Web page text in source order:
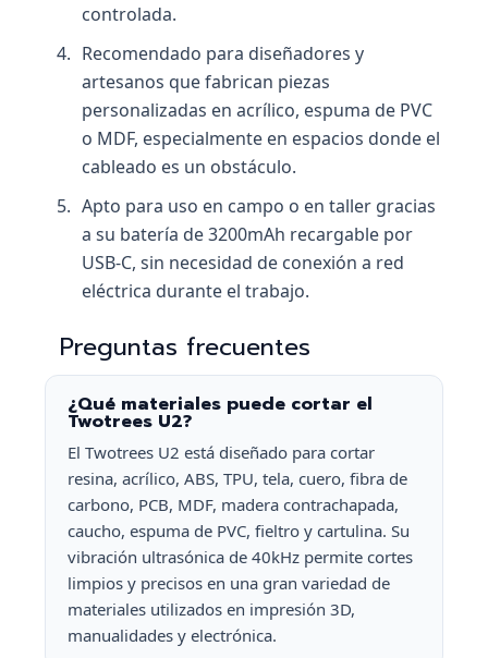
controlada.
Recomendado para diseñadores y
artesanos que fabrican piezas
personalizadas en acrílico, espuma de PVC
o MDF, especialmente en espacios donde el
cableado es un obstáculo.
Apto para uso en campo o en taller gracias
a su batería de 3200mAh recargable por
USB-C, sin necesidad de conexión a red
eléctrica durante el trabajo.
Preguntas frecuentes
¿Qué materiales puede cortar el
Twotrees U2?
El Twotrees U2 está diseñado para cortar
resina, acrílico, ABS, TPU, tela, cuero, fibra de
carbono, PCB, MDF, madera contrachapada,
caucho, espuma de PVC, fieltro y cartulina. Su
vibración ultrasónica de 40kHz permite cortes
limpios y precisos en una gran variedad de
materiales utilizados en impresión 3D,
manualidades y electrónica.